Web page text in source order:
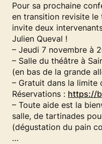
Pour sa prochaine
en transition revisite le
invite deux
Julien Queval !
– Jeudi 7 novembre à
– Salle du théâtre à
(en bas de la grande
– Gratuit dans la limite
Réservations : https://
– Toute aide est la
salle, de tartinades
(dégustation du pain
…